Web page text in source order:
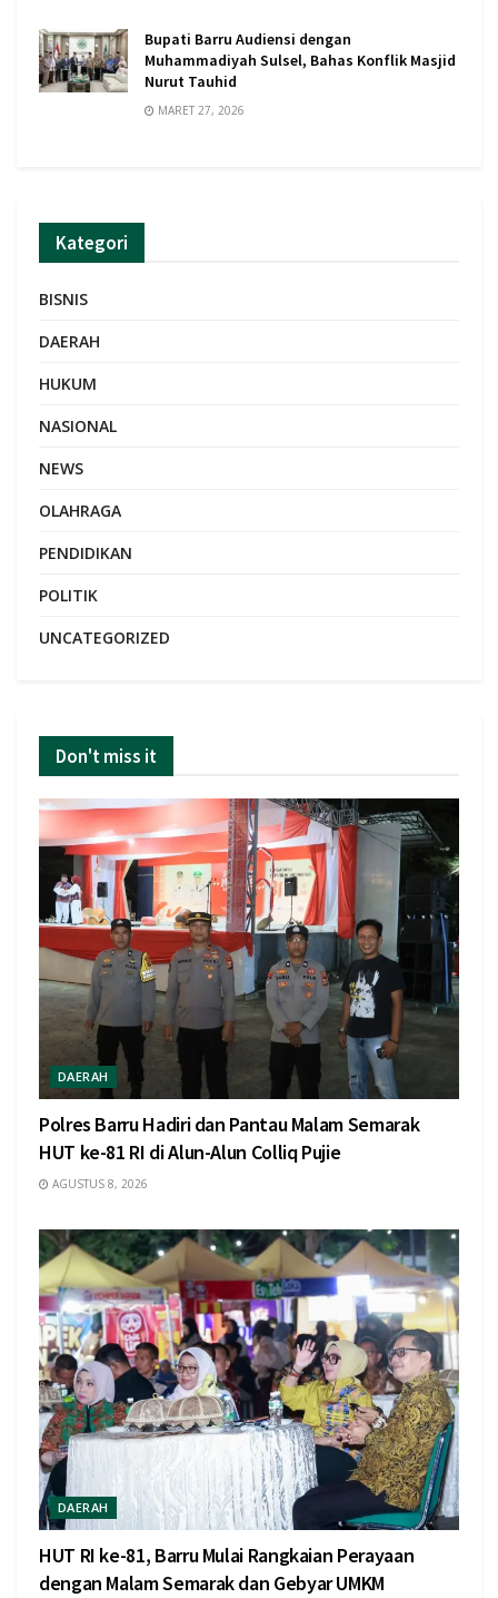
Bupati Barru Audiensi dengan
Muhammadiyah Sulsel, Bahas Konflik Masjid
Nurut Tauhid
MARET 27, 2026
Kategori
BISNIS
DAERAH
HUKUM
NASIONAL
NEWS
OLAHRAGA
PENDIDIKAN
POLITIK
UNCATEGORIZED
Don't miss it
DAERAH
Polres Barru Hadiri dan Pantau Malam Semarak
HUT ke-81 RI di Alun-Alun Colliq Pujie
AGUSTUS 8, 2026
DAERAH
HUT RI ke-81, Barru Mulai Rangkaian Perayaan
dengan Malam Semarak dan Gebyar UMKM